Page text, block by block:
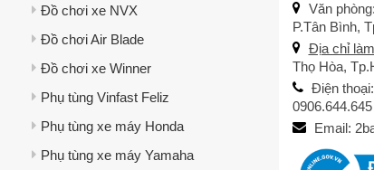
Đồ chơi xe NVX
Đồ chơi Air Blade
Đồ chơi xe Winner
Phụ tùng Vinfast Feliz
Phụ tùng xe máy Honda
Phụ tùng xe máy Yamaha
Văn
P.Tân Bình,
Địa chỉ
Thọ Hòa,
Điện
0906.644.645
Email: